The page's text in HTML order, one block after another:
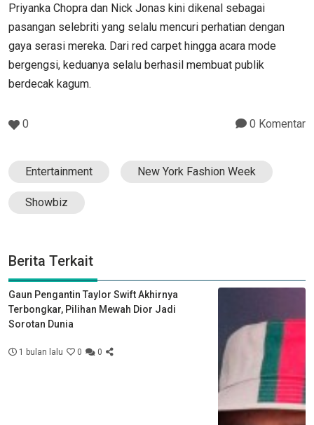
Priyanka Chopra dan Nick Jonas kini dikenal sebagai
pasangan selebriti yang selalu mencuri perhatian dengan
gaya serasi mereka. Dari red carpet hingga acara mode
bergengsi, keduanya selalu berhasil membuat publik
berdecak kagum.
0 0 Komentar
Entertainment New York Fashion Week
Showbiz
Berita Terkait
Gaun Pengantin Taylor Swift Akhirnya
Terbongkar, Pilihan Mewah Dior Jadi
Sorotan Dunia
1 bulan lalu 0 0